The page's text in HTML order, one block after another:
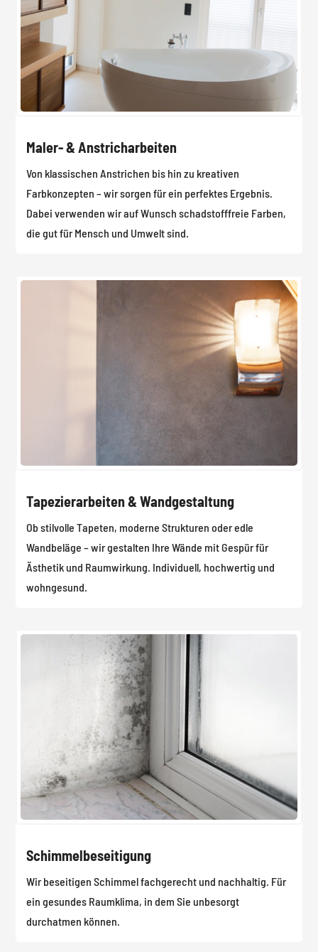
Maler- & Anstricharbeiten
Von klassischen Anstrichen bis hin zu kreativen
Farbkonzepten – wir sorgen für ein perfektes Ergebnis.
Dabei verwenden wir auf Wunsch schadstofffreie Farben,
die gut für Mensch und Umwelt sind.
Tapezierarbeiten & Wandgestaltung
Ob stilvolle Tapeten, moderne Strukturen oder edle
Wandbeläge – wir gestalten Ihre Wände mit Gespür für
Ästhetik und Raumwirkung. Individuell, hochwertig und
wohngesund.
Schimmelbeseitigung
Wir beseitigen Schimmel fachgerecht und nachhaltig. Für
ein gesundes Raumklima, in dem Sie unbesorgt
durchatmen können.